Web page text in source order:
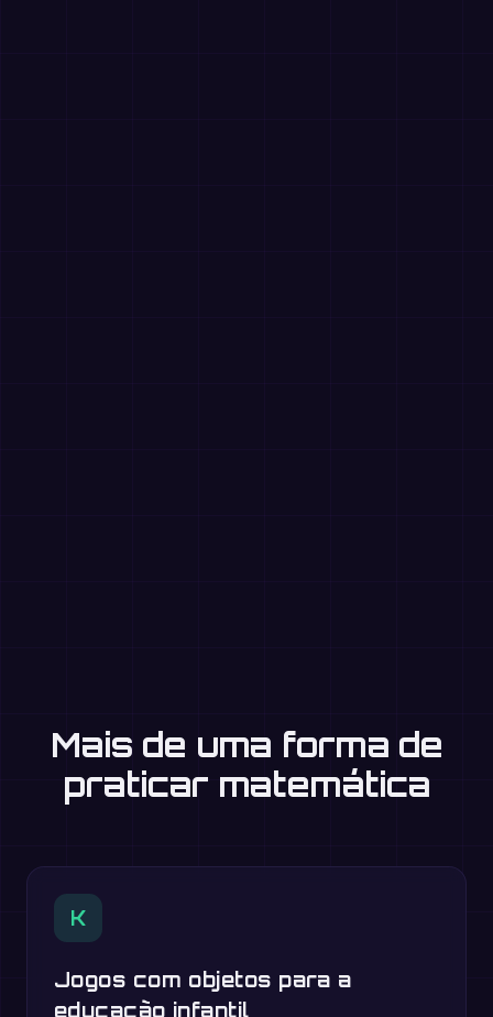
Mais de uma forma de
praticar matemática
K
Jogos com objetos para a
educação infantil